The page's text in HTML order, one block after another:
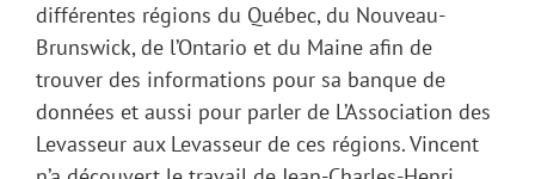
différentes régions du Québec, du Nouveau-
Brunswick, de l’Ontario et du Maine afin de
trouver des informations pour sa banque de
données et aussi pour parler de L’Association des
Levasseur aux Levasseur de ces régions. Vincent